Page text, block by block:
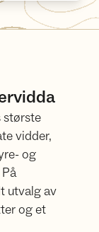
største
vidder,
og
utvalg av
og et